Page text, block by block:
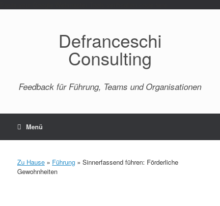
Defranceschi
Consulting
Feedback für Führung, Teams und Organisationen
Menü
Zu Hause » Führung » Sinnerfassend führen: Förderliche
Gewohnheiten